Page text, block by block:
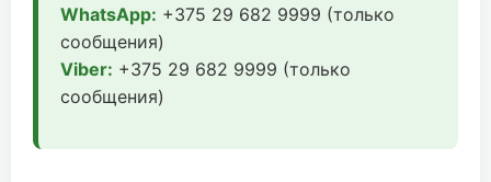
WhatsApp: +375 29 682 9999 (только
сообщения)
Viber: +375 29 682 9999 (только
сообщения)